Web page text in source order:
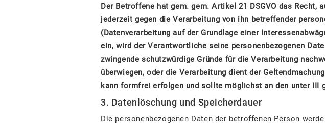
Der Betroffene hat gem. gem. Artikel 21 DSGVO das Recht,
jederzeit gegen die Verarbeitung von ihn betreffender
(Datenverarbeitung auf der Grundlage einer
ein, wird der Verantwortliche seine personenbezogenen
zwingende schutzwürdige Gründe für die Verarbeitung
überwiegen, oder die Verarbeitung dient der
kann formfrei erfolgen und sollte möglichst an den unter III
3. Datenlöschung und Speicherdauer
Die personenbezogenen Daten der betroffenen Person